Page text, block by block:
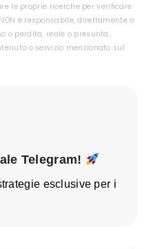
le proprie ricerche per verificare
è responsabile, direttamente o
o perdita, reale o presunta,
o servizio menzionato sul
Telegram!
esclusive per i